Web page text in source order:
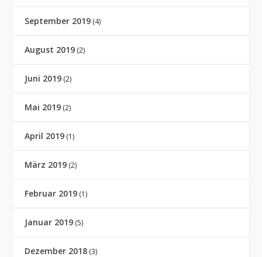
September 2019 (4)
August 2019 (2)
Juni 2019 (2)
Mai 2019 (2)
April 2019 (1)
März 2019 (2)
Februar 2019 (1)
Januar 2019 (5)
Dezember 2018 (3)